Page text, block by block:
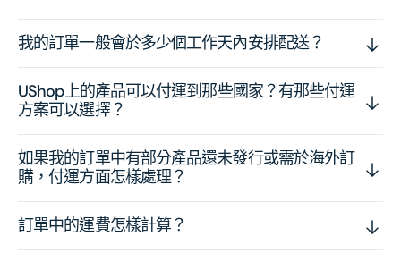
我的訂單一般會於多少個工作天內安排配送？
UShop上的產品可以付運到那些國家？有那些付運
方案可以選擇？
如果我的訂單中有部分產品還未發行或需於海外訂
購，付運方面怎樣處理？
訂單中的運費怎樣計算？